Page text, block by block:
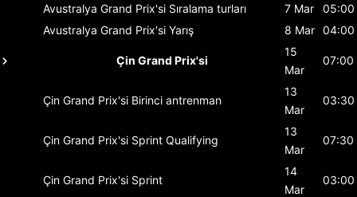
Avustralya Grand Prix'si Sıralama turları 7 Mar
05:00
Avustralya Grand Prix'si Yarış 8 Mar 04:00
Çin Grand Prix'si
15
Mar
07:00
Çin Grand Prix'si Birinci antrenman
13
Mar
03:30
Çin Grand Prix'si Sprint Qualifying
13
Mar
07:30
Çin Grand Prix'si Sprint
14
Mar
03:00